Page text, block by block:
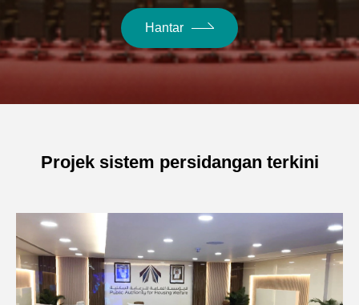
Hantar
Projek sistem persidangan terkini